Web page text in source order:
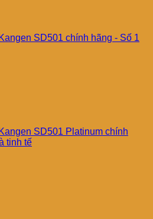
SD501 chính hãng - Số 1
SD501 Platinum chính
tinh tế